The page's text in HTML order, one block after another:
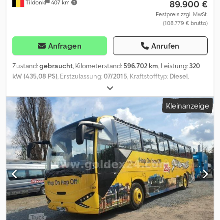
Tildonk 407 km 89.900 €
Festpreis zzgl. MwSt.
(108.779 € brutto)
Anfragen Anrufen
Zustand:gebraucht, Kilometerstand: 596.702 km, Leistung: 320
kW (435,08 PS) , Erstzulassung:07/2015 , Kraftstofftyp: Diesel
, Getriebetyp:
Emissionsklasse:Euro6, Farbe:Sonstige, Bremsen:Retarder,
Baujahr:2015, Ausstattung:
ABS, Anhängerkupplung,
Behindertengerecht, Bordküche, Klimaanlage,
Navigationssystem, Tempomat, = Weitere Optionen und
Zubehör = Sonstige - DVD - Kühlschrank vorne - Schlafkabine -
Toilette - Webasto Sonstiges - Klimaanlage - Rollstuhl Lift =
Weitere Informationen = Höhe: 380 cm Schäden: keines =
Firmeninformationen = Csdjyvqrpopfx Afnjha Wir sind ein
internationales Unternehmen mit Sitz in Belgien, in der
Umgebung von Brüssel (+/-20 km,). Belgian Bus Sales ist Ihr idealer
Partner für den An- und Verkauf von Gebrauchtbussen und
verfügt über einen umfangreichen Parkplatz, der als
Kleinanzeige